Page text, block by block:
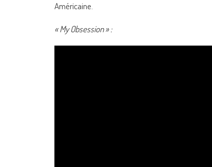
Américaine.
« My Obsession » :